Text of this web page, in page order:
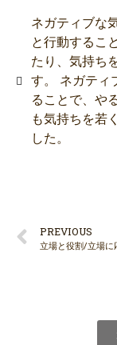
ネガティブな
と行動するこ
たり、気持ち
す。 ネガティ
ることで、や
も気持ちを若
した。
PREVIOUS